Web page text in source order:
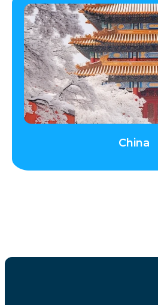
China